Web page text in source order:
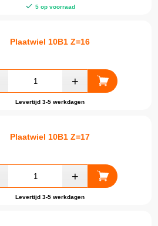
5 op voorraad
Plaatwiel 10B1 Z=16
Levertijd 3-5 werkdagen
Plaatwiel 10B1 Z=17
Levertijd 3-5 werkdagen